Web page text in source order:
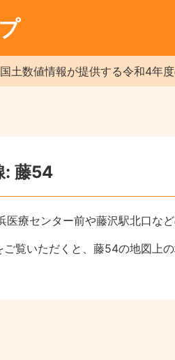
土数値情報が提供する令和4年
: 藤54
医療センター前や藤沢駅北口な
ご覧いただくと、藤54の地図上